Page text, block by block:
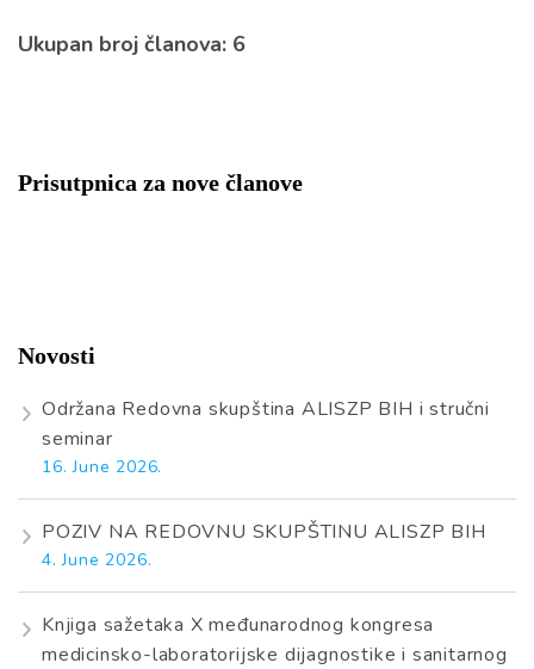
Ukupan broj članova: 6
Prisutpnica za nove članove
Novosti
Održana Redovna skupština ALISZP BIH i stručni
seminar
16. June 2026.
POZIV NA REDOVNU SKUPŠTINU ALISZP BIH
4. June 2026.
Knjiga sažetaka X međunarodnog kongresa
medicinsko-laboratorijske dijagnostike i sanitarnog